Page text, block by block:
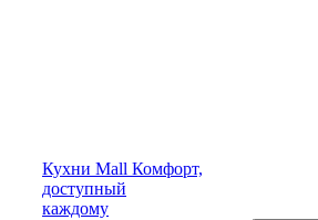
Кухни Mall Комфорт,
доступный
каждому